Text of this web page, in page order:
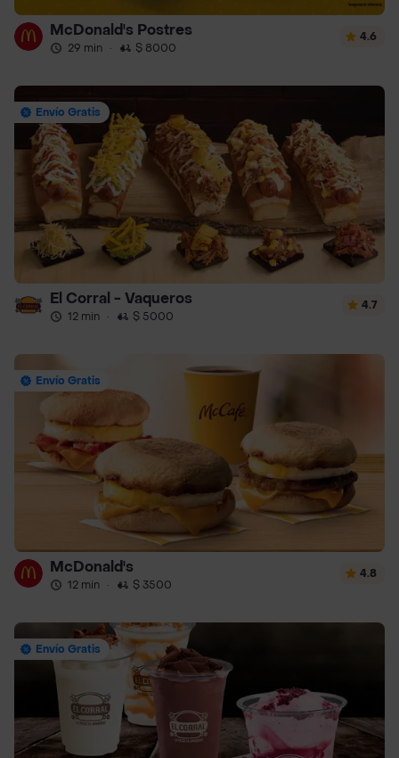
McDonald's Postres
29 min · $ 8000
4.6
Envío Gratis
El Corral - Vaqueros
12 min · $ 5000
4.7
Envío Gratis
McDonald's
12 min · $ 3500
4.8
Envío Gratis